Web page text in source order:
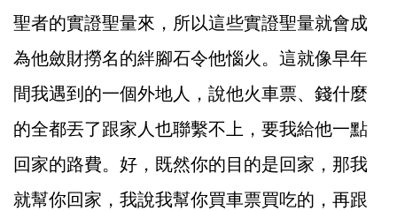
聖者的實證聖量來，所以這些實證聖量就會成
為他斂財撈名的絆腳石令他惱火。這就像早年
間我遇到的一個外地人，說他火車票、錢什麼
的全都丟了跟家人也聯繫不上，要我給他一點
回家的路費。好，既然你的目的是回家，那我
就幫你回家，我說我幫你買車票買吃的，再跟